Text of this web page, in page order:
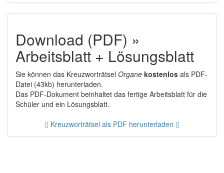
Download (PDF) »
Arbeitsblatt + Lösungsblatt
Sie können das Kreuzworträtsel Organe kostenlos als PDF-
Datei (43kb) herunterladen.
Das PDF-Dokument beinhaltet das fertige Arbeitsblatt für die
Schüler und ein Lösungsblatt.
Kreuzworträtsel als PDF herunterladen